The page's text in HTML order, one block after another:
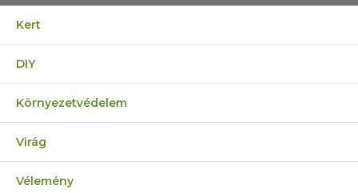
Kert
DIY
Környezetvédelem
Virág
Vélemény